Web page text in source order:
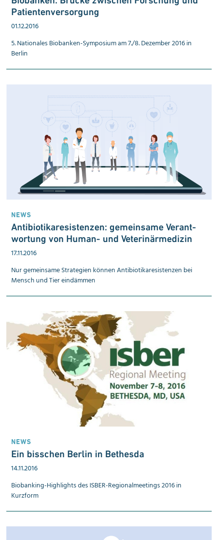
Patien­ten­ver­sorgung
01.12.2016
5. Nationales Biobanken-Symposium am 7./8. Dezember 2016 in
Berlin
NEWS
Anti­biotika­­resis­tenzen: gemein­same Ver­ant­
wortung von Human- und Veterinär­medizin
17.11.2016
Nur gemeinsame Strategien können Antibiotika­resistenzen bei
Mensch und Tier eindämmen
NEWS
Ein bisschen Berlin in Bethesda
14.11.2016
Biobanking-Highlights des ISBER-Regionalmeetings 2016 in
Kurzform